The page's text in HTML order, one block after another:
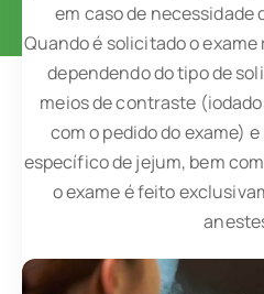
em caso de necessidade
Quando é solicitado o
dependendo do tipo de
meios de contraste
com o pedido do exame)
específico de jejum, bem
o exame é feito